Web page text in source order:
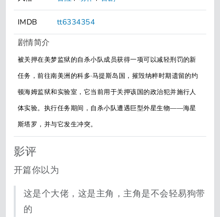
IMDB tt6334354
剧情简介
被关押在美梦监狱的自杀小队成员获得一项可以减轻刑罚的新
任务，前往南美洲的科多·马提斯岛国，摧毁纳粹时期遗留的约
顿海姆监狱和实验室，它当前用于关押该国的政治犯并施行人
体实验。执行任务期间，自杀小队遭遇巨型外星生物——海星
斯塔罗，并与它发生冲突。
影评
开篇你以为
这是个大佬，这是主角，主角是不会轻易狗带
的